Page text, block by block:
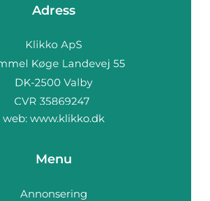
Adress
web: www.klikko.dk
Menu
Annonsering